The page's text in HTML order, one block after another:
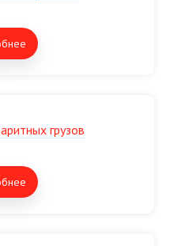
грузов